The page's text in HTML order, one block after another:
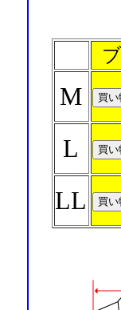
M
L
LL